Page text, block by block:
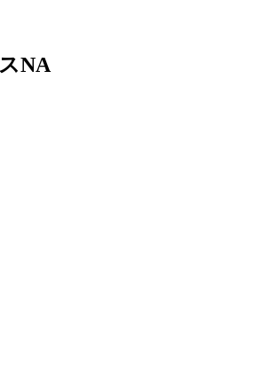
NA